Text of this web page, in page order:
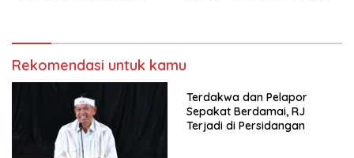
Rekomendasi untuk kamu
Terdakwa dan Pelapor
Sepakat Berdamai, RJ
Terjadi di Persidangan